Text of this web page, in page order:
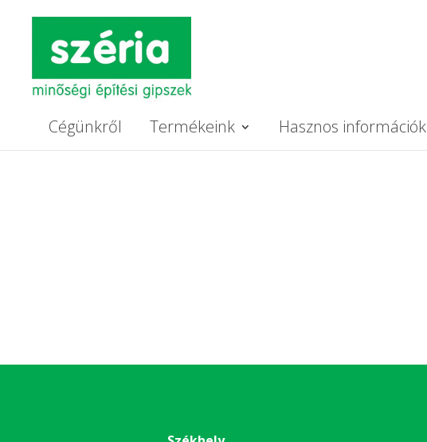
Cégünkről Termékeink Hasznos információk